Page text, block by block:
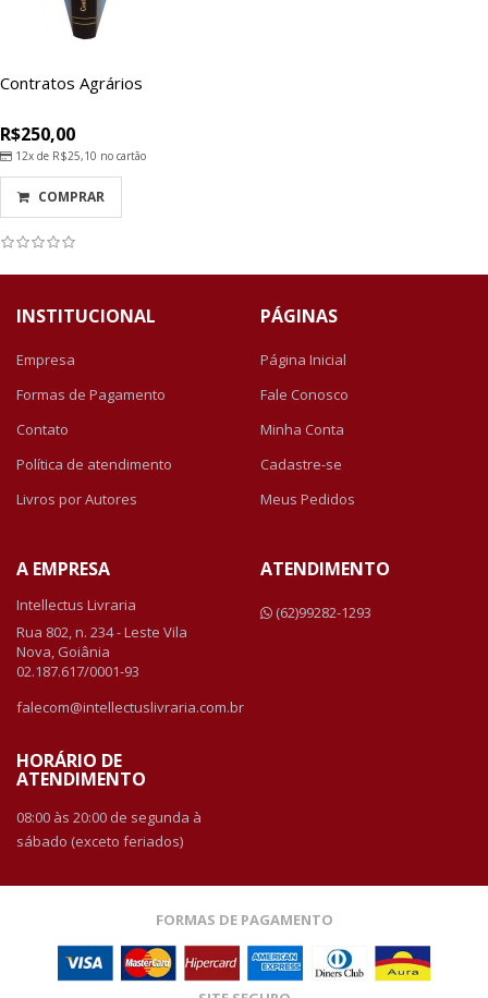
Contratos Agrários
R$250,00
12x de R$25,10 no cartão
COMPRAR
INSTITUCIONAL
Empresa
Formas de Pagamento
Contato
Política de atendimento
Livros por Autores
PÁGINAS
Página Inicial
Fale Conosco
Minha Conta
Cadastre-se
Meus Pedidos
A EMPRESA
Intellectus Livraria
Rua 802, n. 234 - Leste Vila
Nova, Goiânia
02.187.617/0001-93
falecom@intellectuslivraria.com.br
HORÁRIO DE
ATENDIMENTO
08:00 às 20:00 de segunda à
sábado (exceto feriados)
ATENDIMENTO
(62)99282-1293
FORMAS DE PAGAMENTO